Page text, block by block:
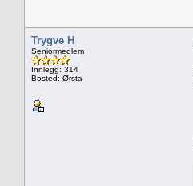
Trygve H
Seniormedlem
Innlegg: 314
Bosted: Ørsta